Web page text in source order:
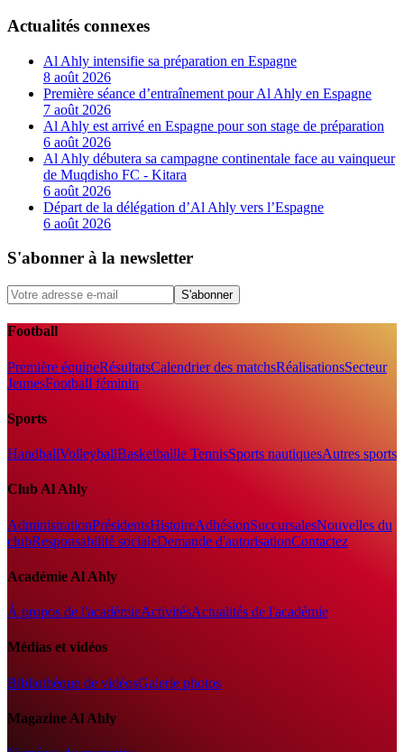
Actualités connexes
Al Ahly intensifie sa préparation en Espagne
8 août 2026
Première séance d’entraînement pour Al Ahly en Espagne
7 août 2026
Al Ahly est arrivé en Espagne pour son stage de préparation
6 août 2026
Al Ahly débutera sa campagne continentale face au vainqueur
de Muqdisho FC - Kitara
6 août 2026
Départ de la délégation d’Al Ahly vers l’Espagne
6 août 2026
S'abonner à la newsletter
S'abonner
Football
Première équipeRésultatsCalendrier des matchsRéalisationsSecteur
JeunesFootball féminin
Sports
HandballVolleyballBasketballle TennisSports nautiquesAutres sports
Club Al Ahly
AdministrationPrésidentsHistoireAdhésionSuccursalesNouvelles du
clubResponsabilité socialeDemande d'autorisationContactez
Académie Al Ahly
À propos de l'académieActivitésActualités de l'académie
Médias et vidéos
Bibliothèque de vidéosGalerie photos
Magazine Al Ahly